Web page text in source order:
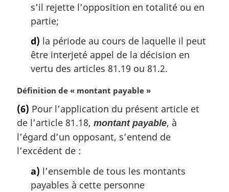
s’il rejette l’opposition en totalité ou en
partie;
d) la période au cours de laquelle il peut
être interjeté appel de la décision en
vertu des articles 81.19 ou 81.2.
N
t
e
m
a
r
Définition de « montant payable »
(6) Pour l’application du présent article et
de l’article 81.18, montant payable, à
l’égard d’un opposant, s’entend de
l’excédent de :
a) l’ensemble de tous les montants
payables à cette personne